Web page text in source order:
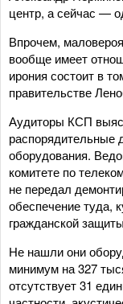
центр, а сейчас —
Впрочем,
вообще имеет
ирония состоит в
правительстве
Аудиторы КСП
распорядительные
оборудования.
комитете по
не передал
обеспечение туда,
гражданской
Не нашли они
минимум на 327
отсутствует 31